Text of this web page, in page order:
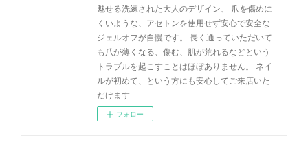
魅せる洗練された大人のデザイン、 爪を傷めに
くいような、アセトンを使用せず安心で安全な
ジェルオフが自慢です。 長く通っていただいて
も爪が薄くなる、傷む、肌が荒れるなどという
トラブルを起こすことはほぼありません。 ネイ
ルが初めて、という方にも安心してご来店いた
だけます
フォロー